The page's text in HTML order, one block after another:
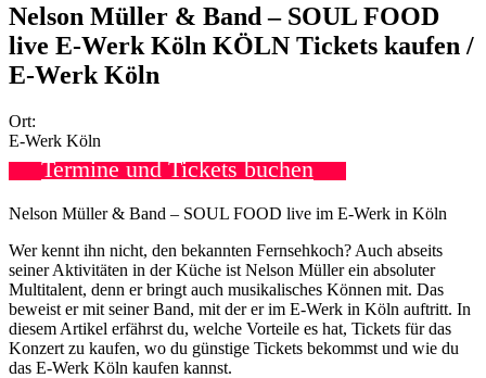
Nelson Müller & Band – SOUL FOOD
live E-Werk Köln KÖLN Tickets kaufen /
E-Werk Köln
Ort:
E-Werk Köln
Termine und Tickets buchen
Nelson Müller & Band – SOUL FOOD live im E-Werk in Köln
Wer kennt ihn nicht, den bekannten Fernsehkoch? Auch abseits
seiner Aktivitäten in der Küche ist Nelson Müller ein absoluter
Multitalent, denn er bringt auch musikalisches Können mit. Das
beweist er mit seiner Band, mit der er im E-Werk in Köln auftritt. In
diesem Artikel erfährst du, welche Vorteile es hat, Tickets für das
Konzert zu kaufen, wo du günstige Tickets bekommst und wie du
das E-Werk Köln kaufen kannst.